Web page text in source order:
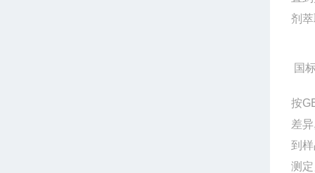
剂
国
按
差
到
测